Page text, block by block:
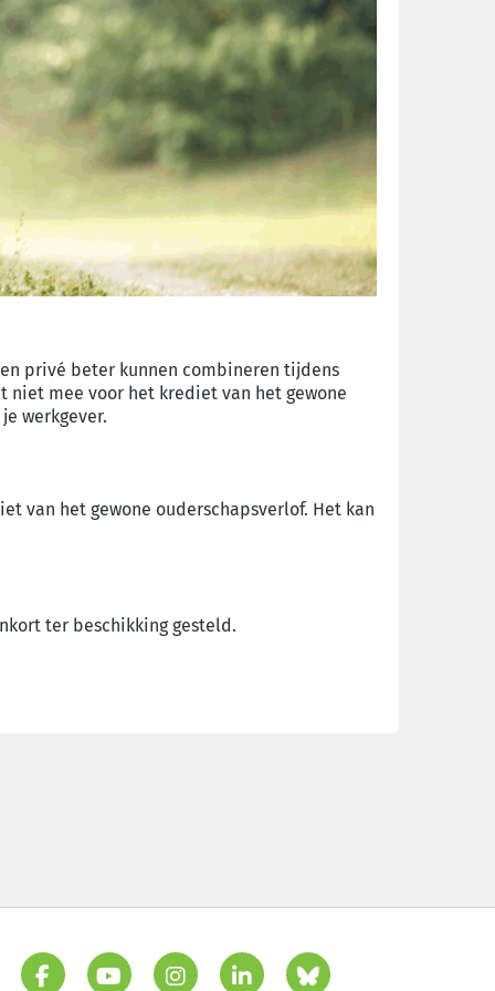
privé beter kunnen combineren tijdens
mee voor het krediet van het gewone
werkgever.
van het gewone ouderschapsverlof. Het kan
ter beschikking gesteld.